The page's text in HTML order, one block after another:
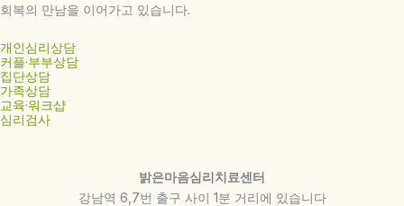
회복의 만남을 이어가고 있습니다.
개인심리상담
커플·부부상담
집단상담
가족상담
교육·워크샵
심리검사
밝은마음심리치료센터
강남역 6,7번 출구 사이 1분 거리에 있습니다